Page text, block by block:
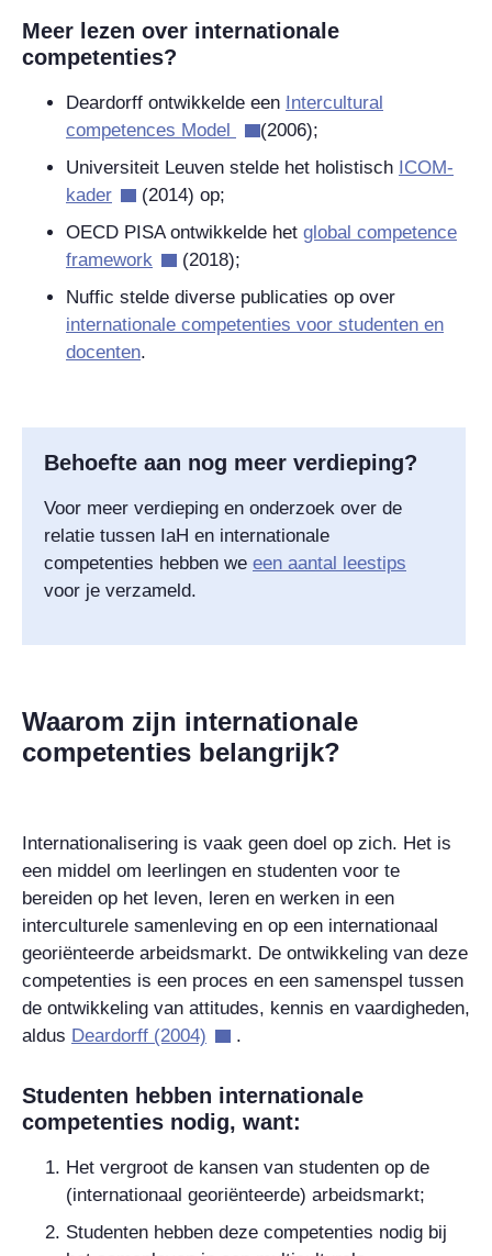
Meer lezen over internationale
competenties?
Deardorff ontwikkelde een Intercultural
competences Model
(2006);
Universiteit Leuven stelde het holistisch ICOM-
kader
(2014) op;
OECD PISA ontwikkelde het global competence
framework
(2018);
Nuffic stelde diverse publicaties op over
internationale competenties voor studenten en
docenten.
Behoefte aan nog meer verdieping?
Voor meer verdieping en onderzoek over de
relatie tussen IaH en internationale
competenties hebben we een aantal leestips
voor je verzameld.
Waarom zijn internationale
competenties belangrijk?
Internationalisering is vaak geen doel op zich. Het is
een middel om leerlingen en studenten voor te
bereiden op het leven, leren en werken in een
interculturele samenleving en op een internationaal
georiënteerde arbeidsmarkt. De ontwikkeling van deze
competenties is een proces en een samenspel tussen
de ontwikkeling van attitudes, kennis en vaardigheden,
aldus Deardorff (2004) .
Studenten hebben internationale
competenties nodig, want:
Het vergroot de kansen van studenten op de
(internationaal georiënteerde) arbeidsmarkt;
Studenten hebben deze competenties nodig bij